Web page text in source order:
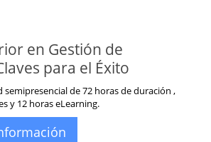
en Gestión de
para el Éxito
semipresencial de 72 horas de duración ,
y 12 horas eLearning.